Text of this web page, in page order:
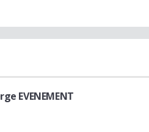
EVENEMENT